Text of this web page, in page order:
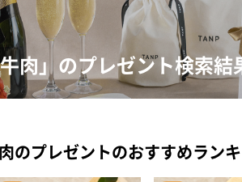
肉」のプレゼント検索結
のプレゼントのおすすめラン